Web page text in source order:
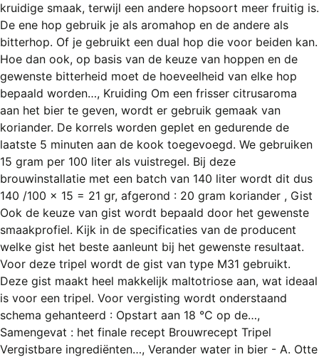
kruidige smaak, terwijl een andere hopsoort meer fruitig is.
De ene hop gebruik je als aromahop en de andere als
bitterhop. Of je gebruikt een dual hop die voor beiden kan.
Hoe dan ook, op basis van de keuze van hoppen en de
gewenste bitterheid moet de hoeveelheid van elke hop
bepaald worden…, Kruiding Om een frisser citrusaroma
aan het bier te geven, wordt er gebruik gemaak van
koriander. De korrels worden geplet en gedurende de
laatste 5 minuten aan de kook toegevoegd. We gebruiken
15 gram per 100 liter als vuistregel. Bij deze
brouwinstallatie met een batch van 140 liter wordt dit dus
140 /100 x 15 = 21 gr, afgerond : 20 gram koriander , Gist
Ook de keuze van gist wordt bepaald door het gewenste
smaakprofiel. Kijk in de specificaties van de producent
welke gist het beste aanleunt bij het gewenste resultaat.
Voor deze tripel wordt de gist van type M31 gebruikt.
Deze gist maakt heel makkelijk maltotriose aan, wat ideaal
is voor een tripel. Voor vergisting wordt onderstaand
schema gehanteerd : Opstart aan 18 °C op de…,
Samengevat : het finale recept Brouwrecept Tripel
Vergistbare ingrediënten…, Verander water in bier - A. Otte